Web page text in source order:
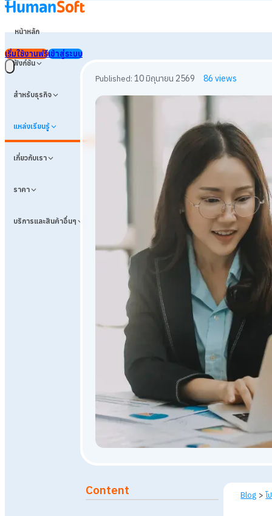
หน้าหลัก
ฟังก์ชัน
สำหรับธุรกิจ
แหล่งเรียนรู้
เกี่ยวกับเรา
ราคา
บริการและสินค้าอื่นๆ
เริ่มใช้งานฟรีเข้าสู่ระบบ
Published: 10 มิถุนายน 2569 86views